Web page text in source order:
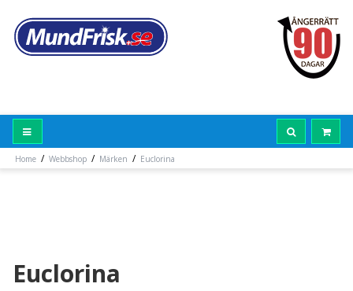
Home / Webbshop / Märken / Euclorina
Euclorina